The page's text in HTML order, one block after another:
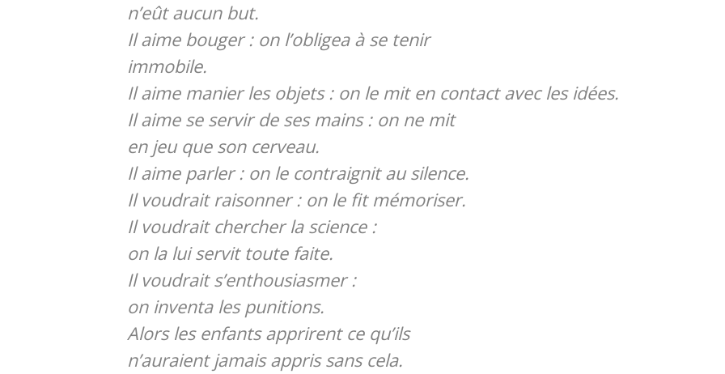
n’eût aucun but.
Il aime bouger : on l’obligea à se tenir
immobile.
Il aime manier les objets : on le mit en contact avec les idées.
Il aime se servir de ses mains : on ne mit
en jeu que son cerveau.
Il aime parler : on le contraignit au silence.
Il voudrait raisonner : on le fit mémoriser.
Il voudrait chercher la science :
on la lui servit toute faite.
Il voudrait s’enthousiasmer :
on inventa les punitions.
Alors les enfants apprirent ce qu’ils
n’auraient jamais appris sans cela.